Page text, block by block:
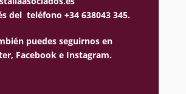
del teléfono +34 638043 345.
puedes seguirnos en
Facebook e Instagram.